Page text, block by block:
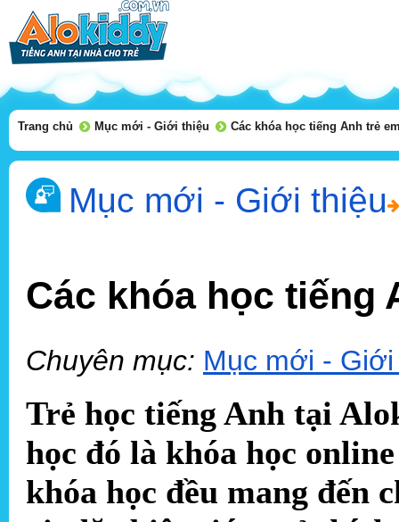
Trang chủ Mục mới - Giới thiệu Các khóa học tiếng Anh trẻ
Mục mới - Giới thiệu
Các khóa học tiếng
Chuyên mục: Mục mới -
Trẻ học tiếng Anh tại
học đó là khóa học online
khóa học đều mang đến